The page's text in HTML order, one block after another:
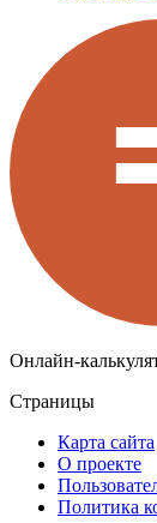
Онлайн-
Страницы
Карта сайта
О проекте
Политика